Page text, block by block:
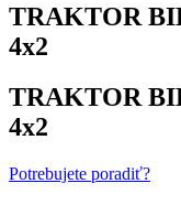
TRAKTOR
4x2
TRAKTOR
4x2
Potrebujete poradiť?